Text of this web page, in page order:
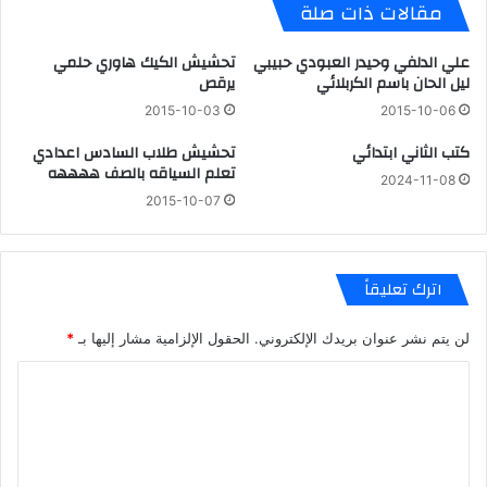
مقالات ذات صلة
علي الدلفي وحيدر العبودي حبيبي
ليل الحان باسم الكربلائي
2015-10-06
تحشيش الكيك هاوري حلمي
يرقص
2015-10-03
كتب الثاني ابتدائي
2024-11-08
تحشيش طلاب السادس اعدادي
تعلم السياقه بالصف ههههه
2015-10-07
اترك تعليقاً
لن يتم نشر عنوان بريدك الإلكتروني. الحقول الإلزامية مشار إليها بـ *